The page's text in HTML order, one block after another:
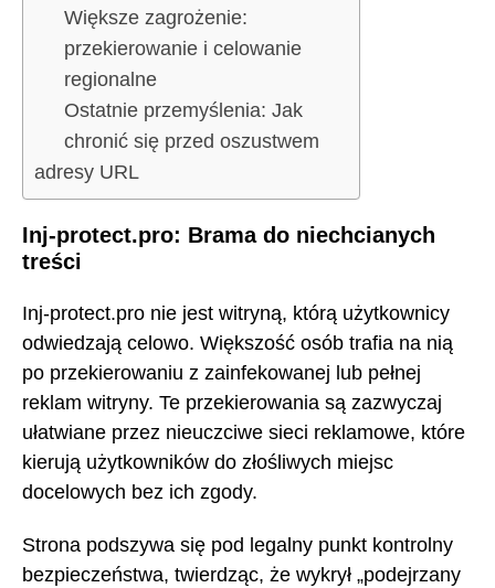
Większe zagrożenie:
przekierowanie i celowanie
regionalne
Ostatnie przemyślenia: Jak
chronić się przed oszustwem
adresy URL
Inj-protect.pro: Brama do niechcianych
treści
Inj-protect.pro nie jest witryną, którą użytkownicy
odwiedzają celowo. Większość osób trafia na nią
po przekierowaniu z zainfekowanej lub pełnej
reklam witryny. Te przekierowania są zazwyczaj
ułatwiane przez nieuczciwe sieci reklamowe, które
kierują użytkowników do złośliwych miejsc
docelowych bez ich zgody.
Strona podszywa się pod legalny punkt kontrolny
bezpieczeństwa, twierdząc, że wykrył „podejrzany